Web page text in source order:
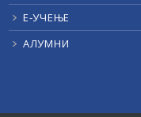
Е-УЧЕЊЕ
АЛУМНИ